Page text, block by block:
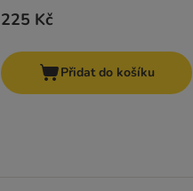
225 Kč
Přidat do košíku